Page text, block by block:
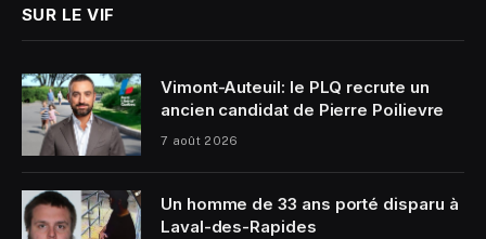
SUR LE VIF
Vimont-Auteuil: le PLQ recrute un
ancien candidat de Pierre Poilievre
7 août 2026
Un homme de 33 ans porté disparu à
Laval-des-Rapides